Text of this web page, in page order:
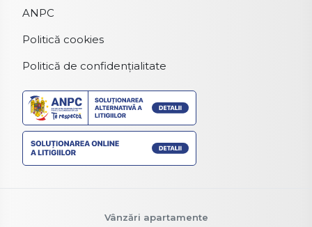
ANPC
Politică cookies
Politică de confidențialitate
Vânzări apartamente